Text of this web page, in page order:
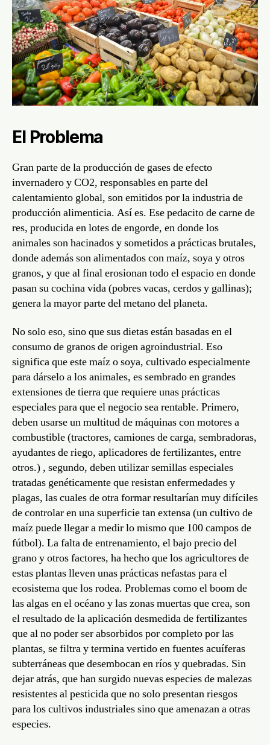
El Problema
Gran parte de la producción de gases de efecto
invernadero y CO2, responsables en parte del
calentamiento global, son emitidos por la industria de
producción alimenticia. Así es. Ese pedacito de carne de
res, producida en lotes de engorde, en donde los
animales son hacinados y sometidos a prácticas brutales,
donde además son alimentados con maíz, soya y otros
granos, y que al final erosionan todo el espacio en donde
pasan su cochina vida (pobres vacas, cerdos y gallinas);
genera la mayor parte del metano del planeta.
No solo eso, sino que sus dietas están basadas en el
consumo de granos de origen agroindustrial. Eso
significa que este maíz o soya, cultivado especialmente
para dárselo a los animales, es sembrado en grandes
extensiones de tierra que requiere unas prácticas
especiales para que el negocio sea rentable. Primero,
deben usarse un multitud de máquinas con motores a
combustible (tractores, camiones de carga, sembradoras,
ayudantes de riego, aplicadores de fertilizantes, entre
otros.) , segundo, deben utilizar semillas especiales
tratadas genéticamente que resistan enfermedades y
plagas, las cuales de otra formar resultarían muy difíciles
de controlar en una superficie tan extensa (un cultivo de
maíz puede llegar a medir lo mismo que 100 campos de
fútbol). La falta de entrenamiento, el bajo precio del
grano y otros factores, ha hecho que los agricultores de
estas plantas lleven unas prácticas nefastas para el
ecosistema que los rodea. Problemas como el boom de
las algas en el océano y las zonas muertas que crea, son
el resultado de la aplicación desmedida de fertilizantes
que al no poder ser absorbidos por completo por las
plantas, se filtra y termina vertido en fuentes acuíferas
subterráneas que desembocan en ríos y quebradas. Sin
dejar atrás, que han surgido nuevas especies de malezas
resistentes al pesticida que no solo presentan riesgos
para los cultivos industriales sino que amenazan a otras
especies.